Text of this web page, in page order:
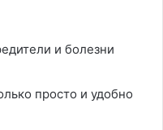
и болезни
просто и удобно